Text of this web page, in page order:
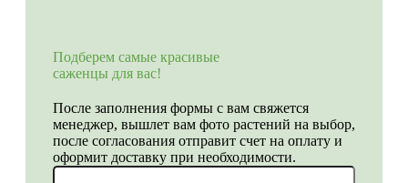
Подберем самые красивые
саженцы для вас!
После заполнения формы с вам свяжется
менеджер, вышлет вам фото растений на выбор,
после согласования отправит счет на оплату и
оформит доставку при необходимости.